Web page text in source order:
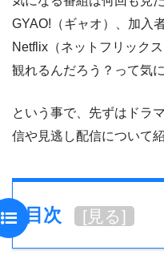
GYAO!（ギャオ）、加入
Netflix（ネットフリック
観れるんだろう？って気
という事で、先ずはドラ
信や見逃し配信について
目次 [見る]